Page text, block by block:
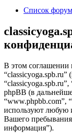
Список
В этом соглашении
phpBB (в
“www.phpbb.com”,
используют любую
Вашего
информация”).